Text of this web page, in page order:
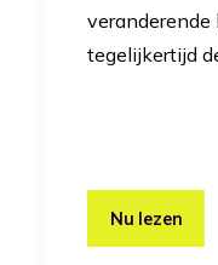
tegelijkertijd de
Nu lezen